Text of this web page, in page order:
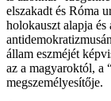
elszakadt és Róma
holokauszt alapja
állam eszméjét
az a magyaroktól, a
megszemélyesítője.